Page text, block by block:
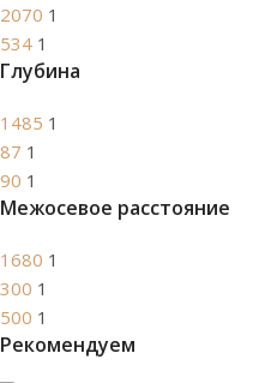
2070 1
534 1
Глубина
1485 1
87 1
90 1
Межосевое расстояние
1680 1
300 1
500 1
Рекомендуем